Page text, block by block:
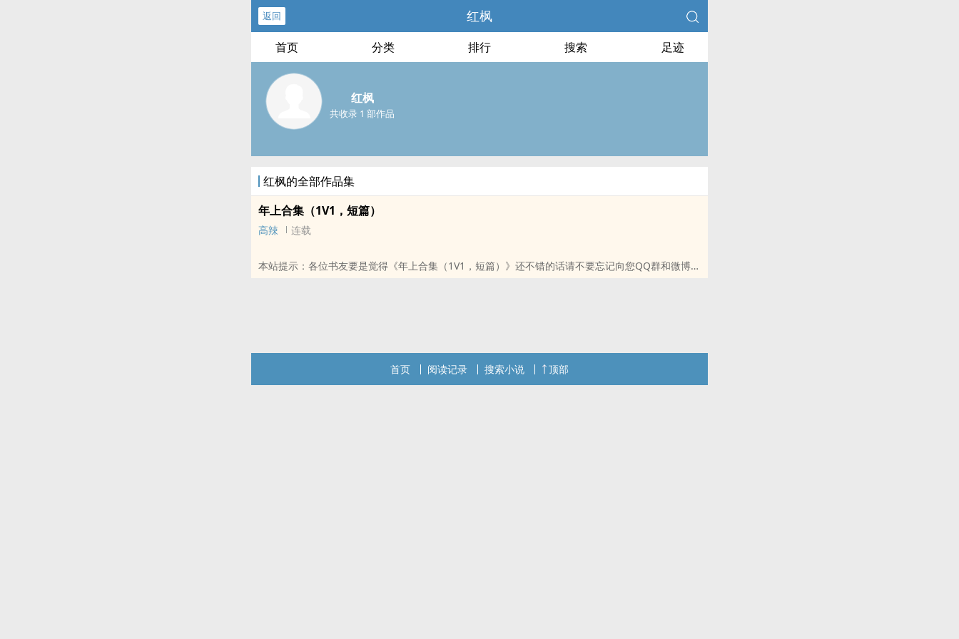
返回 红枫
首页 分类 排行 搜索 足迹
红枫
共收录 1 部作品
红枫的全部作品集
年上合集（1V1，短篇）
高辣 连载
本站提示：各位书友要是觉得《年上合集（1V1，短篇）》还不错的话请不要忘记向您QQ群和微博里
首页 阅读记录 搜索小说 顶部